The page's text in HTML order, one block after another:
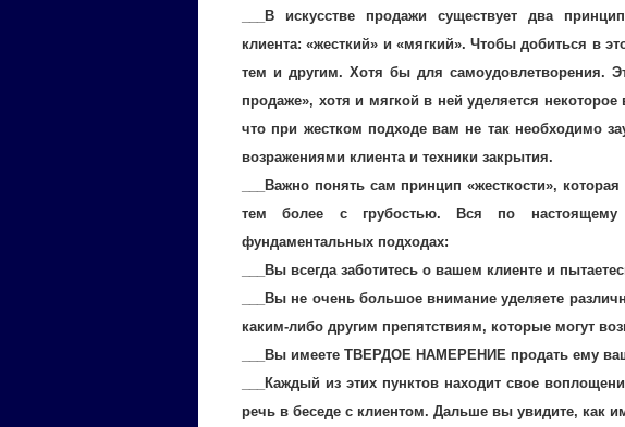
___В искусстве продажи существует два
клиента: «жесткий» и «мягкий». Чтобы добиться в
тем и другим. Хотя бы для самоудовлетворения.
продаже», хотя и мягкой в ней уделяется
что при жестком подходе вам не так необходимо
возражениями клиента и техники закрытия.
___Важно понять сам принцип «жесткости»,
тем более с грубостью. Вся по настоящему
фундаментальных подходах:
___Вы всегда заботитесь о вашем клиенте и
___Вы не очень большое внимание уделяете
каким-либо другим препятствиям, которые могут
___Вы имеете ТВЕРДОЕ НАМЕРЕНИЕ продать ему
___Каждый из этих пунктов находит свое
речь в беседе с клиентом. Дальше вы увидите, как